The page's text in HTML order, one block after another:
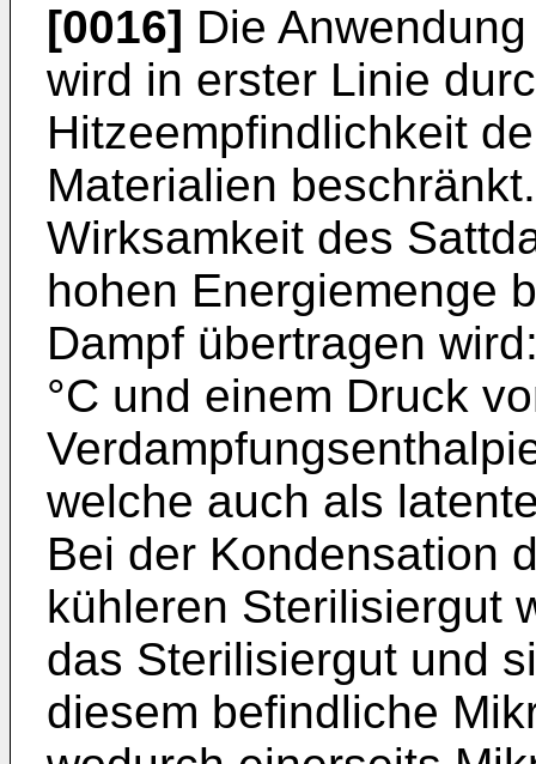
[0016] Die
wird in erster Linie
Hitzeempfindlichkeit
Materialien
Wirksamkeit des
hohen Energiemenge
Dampf übertragen
°C und einem Druck
welche auch als
Bei der Kondensation
kühleren Sterilisiergut
das Sterilisiergut und
diesem befindliche